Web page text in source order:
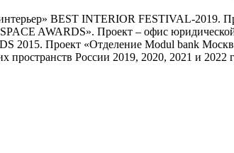
BEST INTERIOR FESTIVAL-2019.
AWARDS». Проект – офис
2015. Проект «Отделение Modul bank
России 2019, 2020, 2021 и